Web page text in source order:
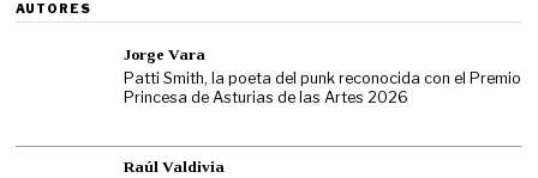
AUTORES
Jorge Vara
Patti Smith, la poeta del punk reconocida con el Premio
Princesa de Asturias de las Artes 2026
Raúl Valdivia